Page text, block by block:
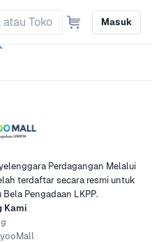
Masuk
Perdagangan Melalui
terdaftar secara resmi untuk
Pengadaan LKPP.
Kami